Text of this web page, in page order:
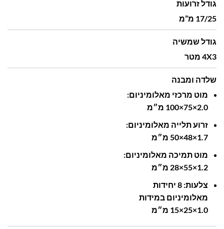
גודל זרועות
17/25 מ”מ
גודל שמשיה
4X3 מטר
שלדה ומבנה
מוט מרכזי מאלומיניום:
100×75×2.0‎
מ״מ
זרועתלייה מאלומיניום:
50×48×1.7‎
מ״מ
מוט תמיכה מאלומיניום:
28×55×1.2‎
מ״מ
צלעות: ‎ 8‎ יחידות
מאלומיניום במידות
15×25×1.0‎ מ״מ